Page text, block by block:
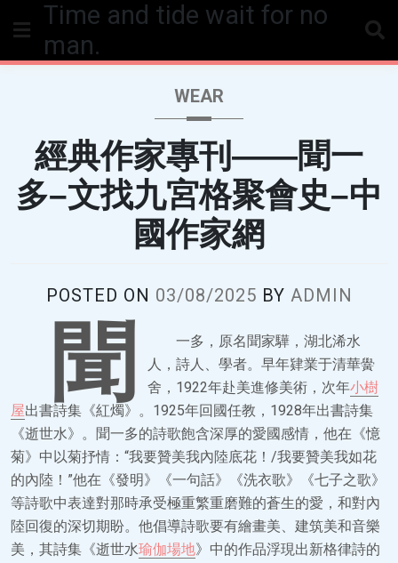
Time and tide wait for no
man.
WEAR
經典作家專刊——聞一
多–文找九宮格聚會史–中
國作家網
POSTED ON 03/08/2025 BY ADMIN
聞
一多，原名聞家驊，湖北浠水
人，詩人、學者。早年肄業于清華黌
舍，1922年赴美進修美術，次年小樹
屋出書詩集《紅燭》。1925年回國任教，1928年出書詩集
《逝世水》。聞一多的詩歌飽含深厚的愛國感情，他在《憶
菊》中以菊抒情：“我要贊美我內陸底花！/我要贊美我如花
的內陸！”他在《發明》《一句話》《洗衣歌》《七子之歌》
等詩歌中表達對那時承受極重繁重磨難的蒼生的愛，和對內
陸回復的深切期盼。他倡導詩歌要有繪畫美、建筑美和音樂
美，其詩集《逝世水瑜伽場地》中的作品浮現出新格律詩的